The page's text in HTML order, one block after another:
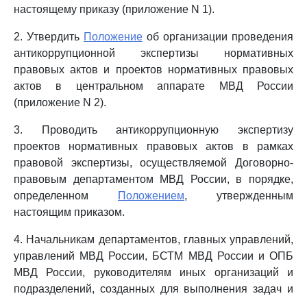
настоящему приказу (приложение N 1).
2. Утвердить Положение об организации проведения
антикоррупционной экспертизы нормативных
правовых актов и проектов нормативных правовых
актов в центральном аппарате МВД России
(приложение N 2).
3. Проводить антикоррупционную экспертизу
проектов нормативных правовых актов в рамках
правовой экспертизы, осуществляемой Договорно-
правовым департаментом МВД России, в порядке,
определенном
Положением, утвержденным
настоящим приказом.
4. Начальникам департаментов, главных управлений,
управлений МВД России, БСТМ МВД России и ОПБ
МВД России, руководителям иных организаций и
подразделений, созданных для выполнения задач и